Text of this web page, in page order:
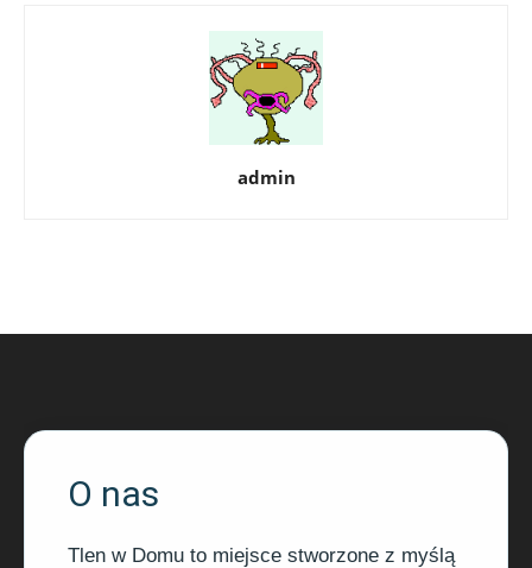
admin
O nas
Tlen w Domu to miejsce stworzone z myślą